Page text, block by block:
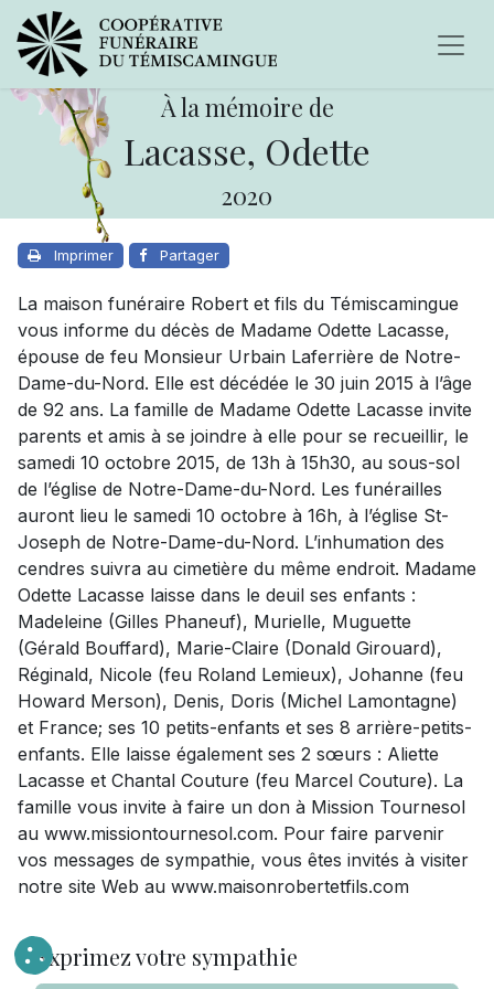
À la mémoire de
Lacasse, Odette
2020
Imprimer Partager
La maison funéraire Robert et fils du Témiscamingue
vous informe du décès de Madame Odette Lacasse,
épouse de feu Monsieur Urbain Laferrière de Notre-
Dame-du-Nord. Elle est décédée le 30 juin 2015 à l’âge
de 92 ans. La famille de Madame Odette Lacasse invite
parents et amis à se joindre à elle pour se recueillir, le
samedi 10 octobre 2015, de 13h à 15h30, au sous-sol
de l’église de Notre-Dame-du-Nord. Les funérailles
auront lieu le samedi 10 octobre à 16h, à l’église St-
Joseph de Notre-Dame-du-Nord. L’inhumation des
cendres suivra au cimetière du même endroit. Madame
Odette Lacasse laisse dans le deuil ses enfants :
Madeleine (Gilles Phaneuf), Murielle, Muguette
(Gérald Bouffard), Marie-Claire (Donald Girouard),
Réginald, Nicole (feu Roland Lemieux), Johanne (feu
Howard Merson), Denis, Doris (Michel Lamontagne)
et France; ses 10 petits-enfants et ses 8 arrière-petits-
enfants. Elle laisse également ses 2 sœurs : Aliette
Lacasse et Chantal Couture (feu Marcel Couture). La
famille vous invite à faire un don à Mission Tournesol
au www.missiontournesol.com. Pour faire parvenir
vos messages de sympathie, vous êtes invités à visiter
notre site Web au www.maisonrobertetfils.com
Exprimez votre sympathie